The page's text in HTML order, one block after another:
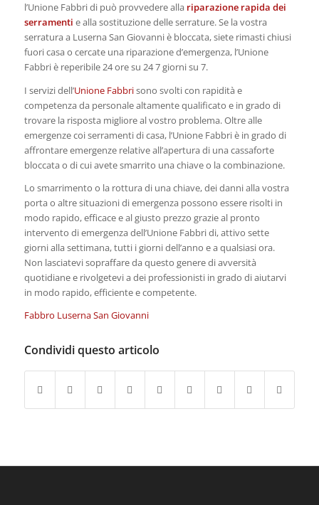
l’Unione Fabbri di può provvedere alla riparazione rapida dei
serramenti e alla sostituzione delle serrature. Se la vostra
serratura a Luserna San Giovanni è bloccata, siete rimasti chiusi
fuori casa o cercate una riparazione d’emergenza, l’Unione
Fabbri è reperibile 24 ore su 24 7 giorni su 7.
I servizi dell’Unione Fabbrisono svolti con rapidità e
competenza da personale altamente qualificato e in grado di
trovare la risposta migliore al vostro problema. Oltre alle
emergenze coi serramenti di casa, l’Unione Fabbri è in grado di
affrontare emergenze relative all’apertura di una cassaforte
bloccata o di cui avete smarrito una chiave o la combinazione.
Lo smarrimento o la rottura di una chiave, dei danni alla vostra
porta o altre situazioni di emergenza possono essere risolti in
modo rapido, efficace e al giusto prezzo grazie al pronto
intervento di emergenza dell’Unione Fabbri di, attivo sette
giorni alla settimana, tutti i giorni dell’anno e a qualsiasi ora.
Non lasciatevi sopraffare da questo genere di avversità
quotidiane e rivolgetevi a dei professionisti in grado di aiutarvi
in modo rapido, efficiente e competente.
Fabbro Luserna San Giovanni
Condividi questo articolo